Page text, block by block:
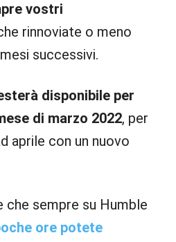
vostri
rinnoviate o meno
successivi.
disponibile per
di marzo 2022, per
aprile con un nuovo
che sempre su Humble
ore potete